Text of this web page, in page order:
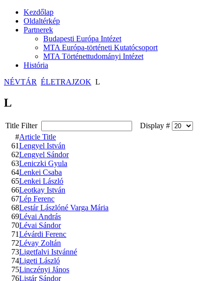
Kezdőlap
Oldaltérkép
Partnerek
Budapesti Európa Intézet
MTA Európa-történeti Kutatócsoport
MTA Történettudományi Intézet
História
NÉVTÁR ÉLETRAJZOK L
L
Title Filter
Display #
#Article Title
61Lengyel István
62Lengyel Sándor
63Leniczki Gyula
64Lenkei Csaba
65Lenkei László
66Leotkay István
67Lép Ferenc
68Lestár Lászlóné Varga Mária
69Lévai András
70Lévai Sándor
71Lévárdi Ferenc
72Lévay Zoltán
73Ligetfalvi Istvánné
74Ligeti László
75Linczényi János
76Listár Sándor